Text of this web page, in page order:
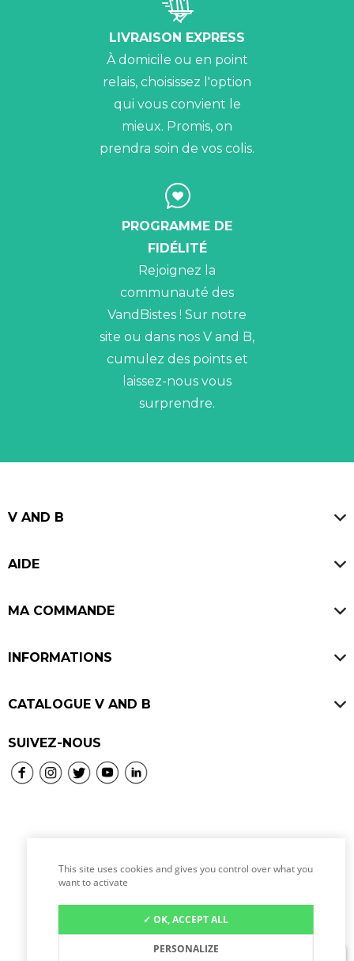
LIVRAISON EXPRESS
À domicile ou en point
relais, choisissez l'option
qui vous convient le
mieux. Promis, on
prendra soin de vos colis.
PROGRAMME DE
FIDÉLITÉ
Rejoignez la
communauté des
VandBistes ! Sur notre
site ou dans nos V and B,
cumulez des points et
laissez-nous vous
surprendre.
V AND B
Offres d'emploi
AIDE
MA COMMANDE
SAV & Retours
INFORMATIONS
CGV
Politique de confidentialité
CATALOGUE V AND B
Bières
Vins
Location de tireuse à bière
SUIVEZ-NOUS
L’abus d’alcool est dangereux pour la santé, à
consommer avec modération.
This site uses cookies and gives you control over what you
want to activate
✓ OK, ACCEPT ALL
PERSONALIZE